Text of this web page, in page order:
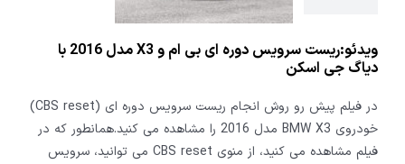
ویدئو:ریست سرویس دوره ای بی ام و X3 مدل 2016 با
دیاگ جی اسکن
در فیلم پیش رو روش انجام ریست سرویس دوره ای (CBS reset)
خودروی BMW X3 مدل 2016 را مشاهده می کنید.همانطور که در
فیلم مشاهده می کنید، از منوی CBS reset می توانید، سرویس